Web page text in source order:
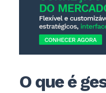
O que é